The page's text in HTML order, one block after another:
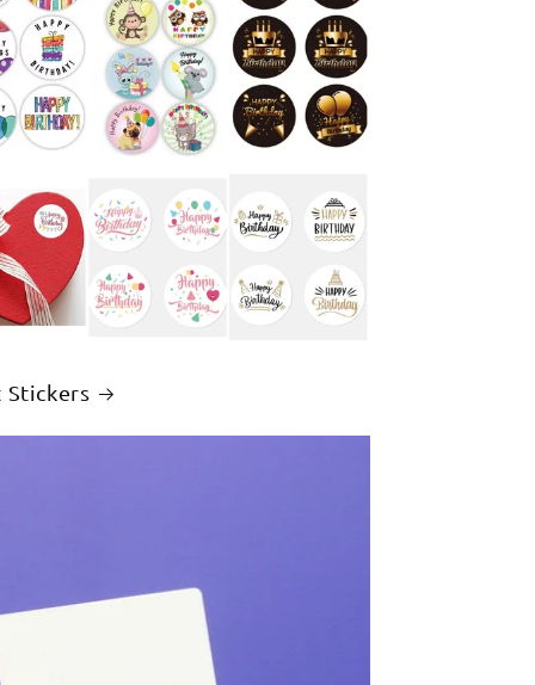
Stickers